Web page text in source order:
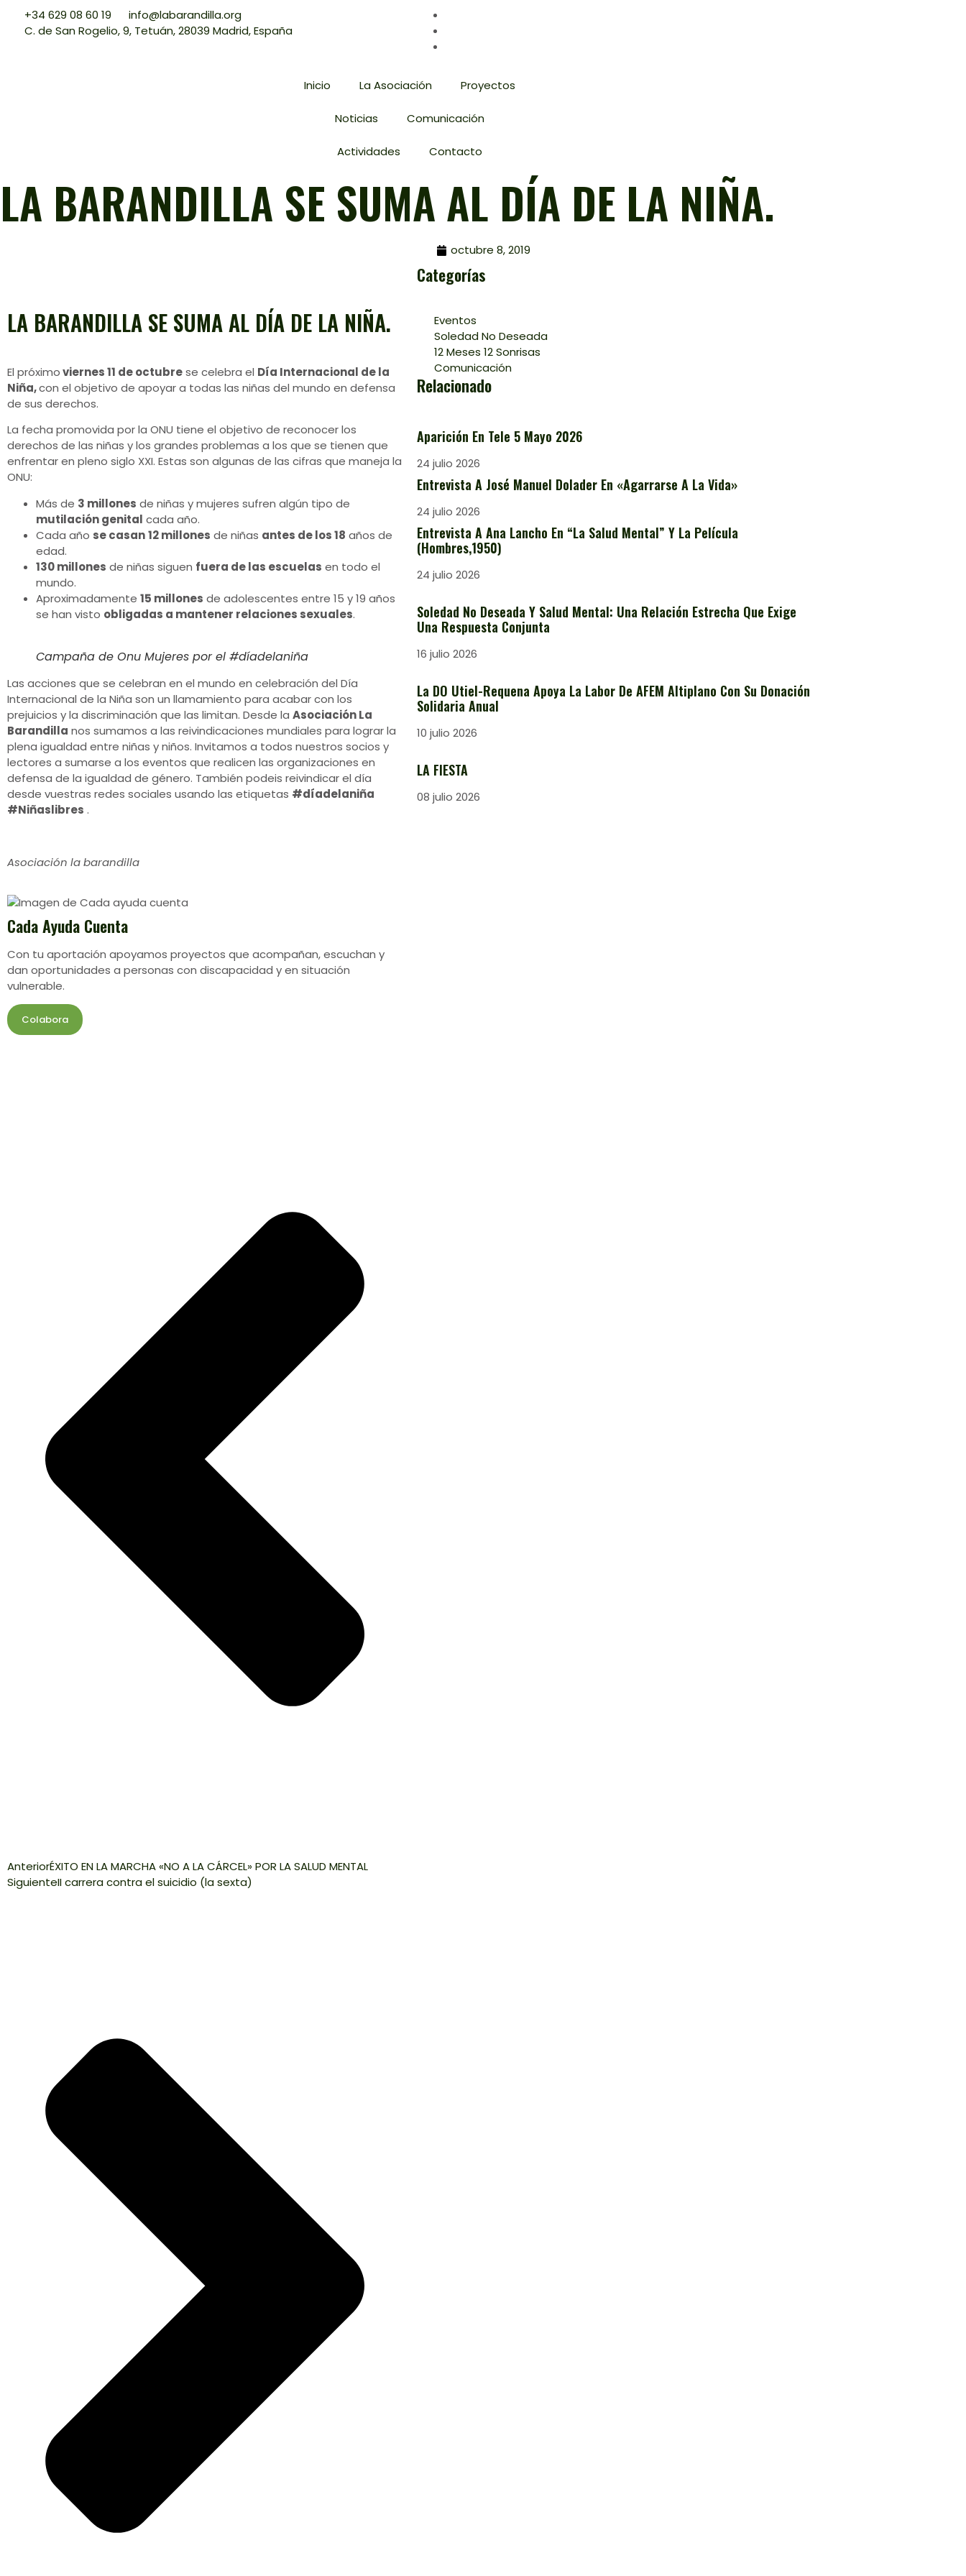
+34 629 08 60 19
info@labarandilla.org
C. de San Rogelio, 9, Tetuán, 28039 Madrid, España
Inicio La Asociación Proyectos
Noticias Comunicación
Actividades Contacto
LA BARANDILLA SE SUMA AL DÍA DE LA NIÑA.
octubre 8, 2019
LA BARANDILLA SE SUMA AL DÍA DE LA NIÑA.
El próximoviernes 11 de octubrese celebra el Día Internacional de la
Niña,con el objetivo de apoyar a todas las niñas del mundo en defensa
de sus derechos.
La fecha promovida por la ONU tiene el objetivo de reconocer los
derechos de las niñas y los grandes problemas a los que se tienen que
enfrentar en pleno siglo XXI. Estas son algunas de las cifras que maneja la
ONU:
Más de 3 millones de niñas y mujeres sufren algún tipo de
mutilación genital cada año.
Cada año se casan12 millones de niñas antes de los 18 años de
edad.
130 millones de niñas siguen fuera de las escuelas en todo el
mundo.
Aproximadamente 15 millones de adolescentes entre 15 y 19 años
se han visto obligadas a mantener relaciones sexuales.
Campaña de Onu Mujeres por el #díadelaniña
Las acciones que se celebran en el mundo en celebración del Día
Internacional de la Niña son un llamamiento para acabar con los
prejuicios y la discriminación que las limitan. Desde la Asociación La
Barandilla nos sumamos a las reivindicaciones mundiales para lograr la
plena igualdad entre niñas y niños. Invitamos a todos nuestros socios y
lectores a sumarse a los eventos que realicen las organizaciones en
defensa de la igualdad de género. También podeis reivindicar el día
desde vuestras redes sociales usando las etiquetas #díadelaniña
#Niñaslibres .
Asociación la barandilla
Cada Ayuda Cuenta
Con tu aportación apoyamos proyectos que acompañan, escuchan y
dan oportunidades a personas con discapacidad y en situación
vulnerable.
Colabora
AnteriorÉXITO EN LA MARCHA «NO A LA CÁRCEL» POR LA SALUD MENTAL
SiguienteII carrera contra el suicidio (la sexta)
Categorías
Eventos
Soledad No Deseada
12 Meses 12 Sonrisas
Comunicación
Relacionado
Aparición En Tele 5 Mayo 2026
24 julio 2026
Entrevista A José Manuel Dolader En «Agarrarse A La Vida»
24 julio 2026
Entrevista A Ana Lancho En “La Salud Mental” Y La Película
(Hombres,1950)
24 julio 2026
Soledad No Deseada Y Salud Mental: Una Relación Estrecha Que Exige
Una Respuesta Conjunta
16 julio 2026
La DO Utiel-Requena Apoya La Labor De AFEM Altiplano Con Su Donación
Solidaria Anual
10 julio 2026
LA FIESTA
08 julio 2026